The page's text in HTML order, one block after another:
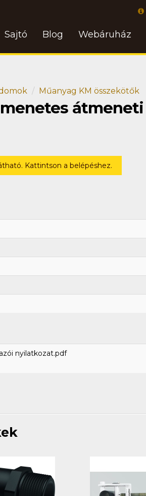
Sajtó Blog Webáruház
Műanyag KM összekötők
átmeneti
Kattintson a belépéshez.
nyilatkozat.pdf